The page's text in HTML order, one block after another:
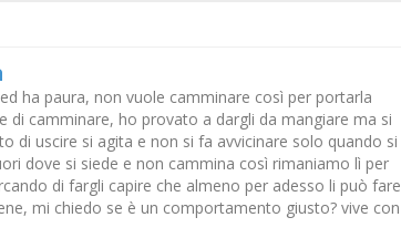
ha paura, non vuole camminare così per portarla
camminare, ho provato a dargli da mangiare ma si
di uscire si agita e non si fa avvicinare solo quando si
dove si siede e non cammina così rimaniamo lì per
di fargli capire che almeno per adesso li può fare
mi chiedo se è un comportamento giusto? vive con